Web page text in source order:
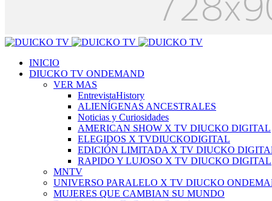
INICIO
DIUCKO TV ONDEMAND
VER MAS
EntrevistaHistory
ALIENÍGENAS ANCESTRALES
Noticias y Curiosidades
AMERICAN SHOW X TV DIUCKO DIGITAL
ELEGIDOS X TVDIUCKODIGITAL
EDICIÓN LIMITADA X TV DIUCKO
RAPIDO Y LUJOSO X TV DIUCKO DIGITAL
MNTV
UNIVERSO PARALELO X TV DIUCKO
MUJERES QUE CAMBIAN SU MUNDO